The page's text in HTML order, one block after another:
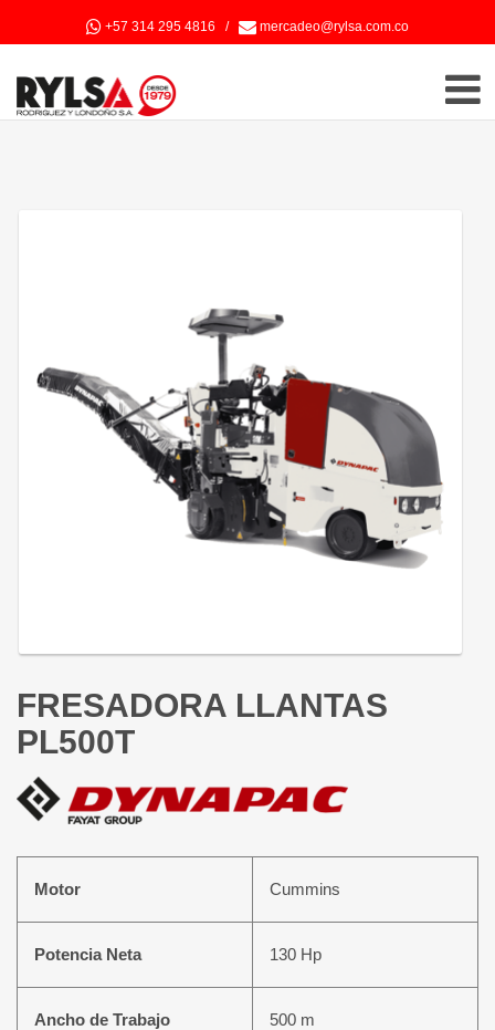
+57 314 295 4816 / mercadeo@rylsa.com.co
FRESADORA LLANTAS
PL500T
Motor Cummins
Potencia Neta 130 Hp
Ancho de Trabajo 500 m